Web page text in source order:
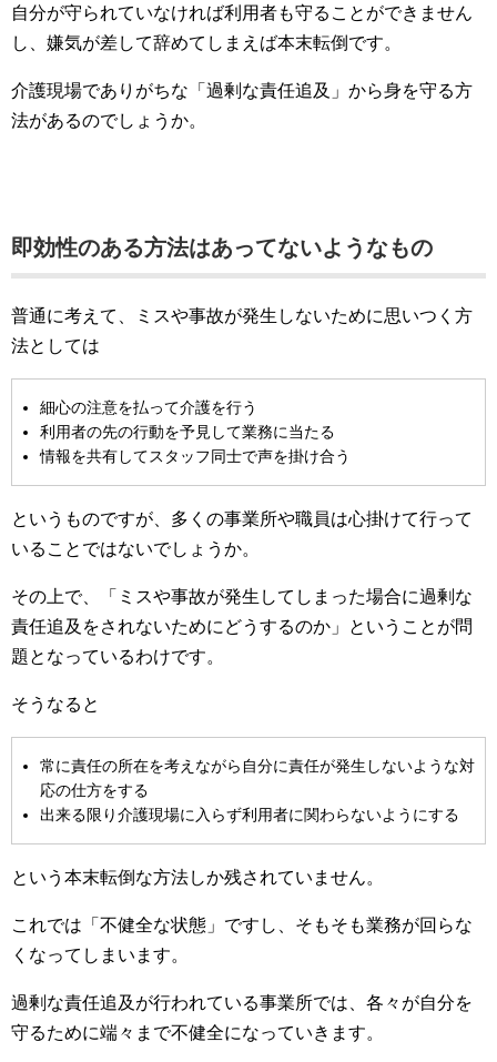
自分が守られていなければ利用者も守ることができません
し、嫌気が差して辞めてしまえば本末転倒です。
介護現場でありがちな「過剰な責任追及」から身を守る方
法があるのでしょうか。
即効性のある方法はあってないようなもの
普通に考えて、ミスや事故が発生しないために思いつく方
法としては
細心の注意を払って介護を行う
利用者の先の行動を予見して業務に当たる
情報を共有してスタッフ同士で声を掛け合う
というものですが、多くの事業所や職員は心掛けて行って
いることではないでしょうか。
その上で、「ミスや事故が発生してしまった場合に過剰な
責任追及をされないためにどうするのか」ということが問
題となっているわけです。
そうなると
常に責任の所在を考えながら自分に責任が発生しないような対
応の仕方をする
出来る限り介護現場に入らず利用者に関わらないようにする
という本末転倒な方法しか残されていません。
これでは「不健全な状態」ですし、そもそも業務が回らな
くなってしまいます。
過剰な責任追及が行われている事業所では、各々が自分を
守るために端々まで不健全になっていきます。